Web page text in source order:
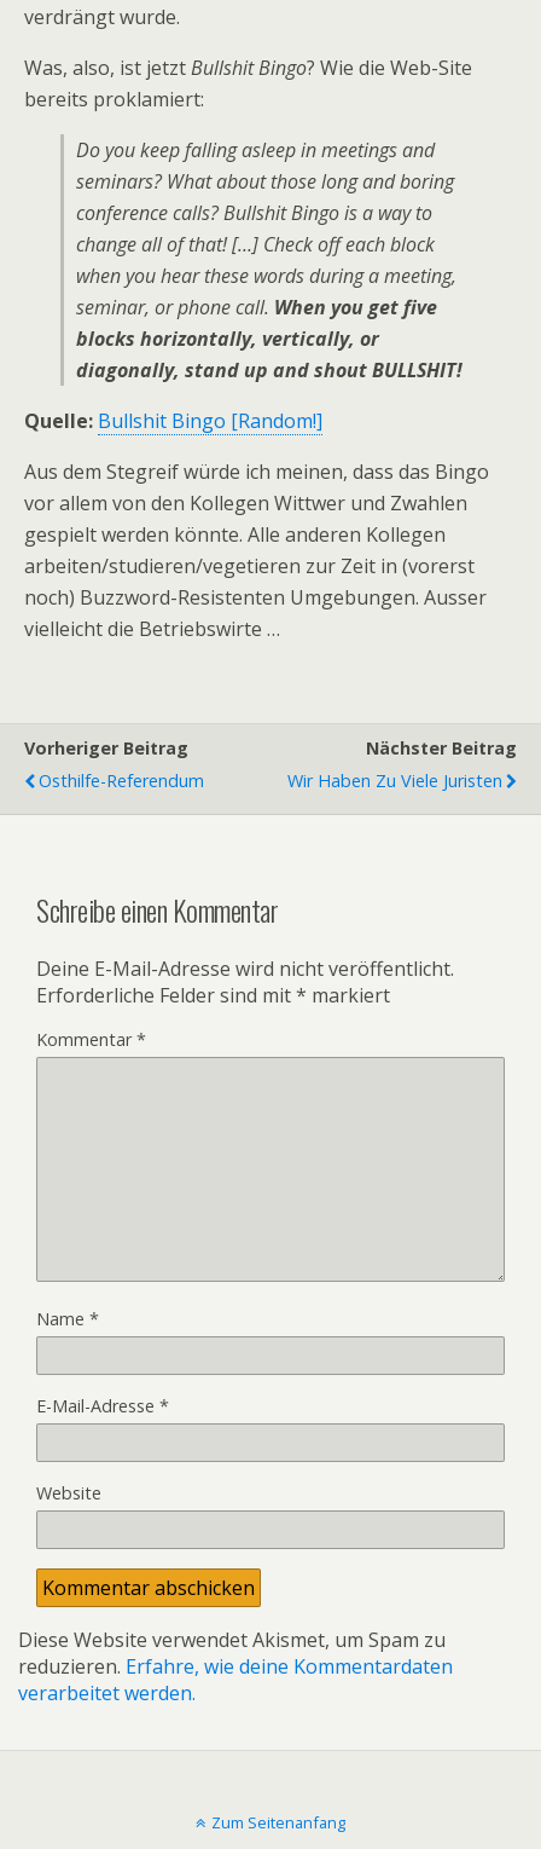
verdrängt wurde.
Was, also, ist jetztBullshit Bingo? Wie die Web-Site
bereits proklamiert:
Do you keep falling asleep in meetings and
seminars? What about those long and boring
conference calls? Bullshit Bingo is a way to
change all of that! […] Check off each block
when you hear these words during a meeting,
seminar, or phone call. When you get five
blocks horizontally, vertically, or
diagonally, stand up and shout BULLSHIT!
Quelle: Bullshit Bingo [Random!]
Aus dem Stegreif würde ich meinen, dass das Bingo
vor allem von den Kollegen Wittwer und Zwahlen
gespielt werden könnte. Alle anderen Kollegen
arbeiten/studieren/vegetieren zur Zeit in (vorerst
noch) Buzzword-Resistenten Umgebungen. Ausser
vielleicht die Betriebswirte …
Vorheriger Beitrag
Osthilfe-Referendum
Nächster Beitrag
Wir Haben Zu Viele Juristen
Schreibe einen Kommentar
Deine E-Mail-Adresse wird nicht veröffentlicht.
Erforderliche Felder sind mit* markiert
Kommentar*
Name *
E-Mail-Adresse *
Website
Diese Website verwendet Akismet, um Spam zu
reduzieren. Erfahre, wie deine Kommentardaten
verarbeitet werden.
Zum Seitenanfang